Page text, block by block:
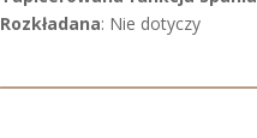
Rozkładana: Nie dotyczy